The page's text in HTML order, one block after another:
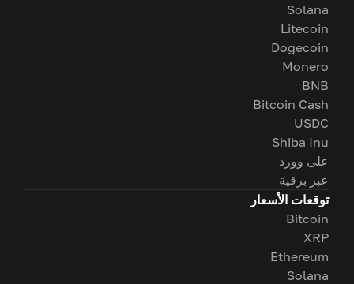
Solana
Litecoin
Dogecoin
Monero
BNB
Bitcoin Cash
USDC
Shiba Inu
على وورد
عبر برقية
توقعات الأسعار
Bitcoin
XRP
Ethereum
Solana